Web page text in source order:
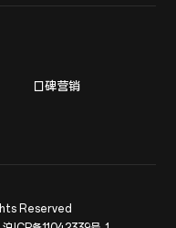
口碑营销
Reserved